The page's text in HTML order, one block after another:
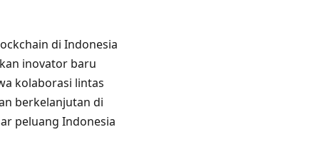
di Indonesia
inovator baru
kolaborasi lintas
berkelanjutan di
peluang Indonesia